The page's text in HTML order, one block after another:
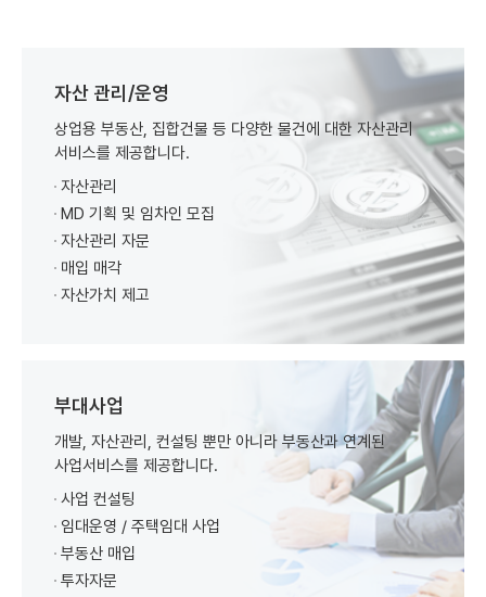
자산 관리/운영
상업용 부동산, 집합건물 등 다양한 물건에 대한 자산관리
서비스를 제공합니다.
자산관리
MD 기획 및 임차인 모집
자산관리 자문
매입 매각
자산가치 제고
부대사업
개발, 자산관리, 컨설팅 뿐만 아니라 부동산과 연계된
사업서비스를 제공합니다.
사업 컨설팅
임대운영 / 주택임대 사업
부동산 매입
투자자문